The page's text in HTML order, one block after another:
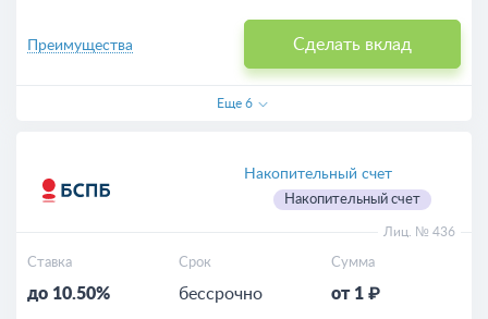
Сделать вклад
Преимущества
Еще 6
Накопительный счет
Накопительный счет
Лиц. № 436
Ставка
до 10.50%
Срок
бессрочно
Сумма
от 1 ₽